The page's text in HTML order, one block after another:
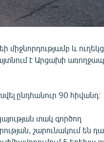
և
է Արցախի
ընդհանուր 90 հիվանդ։
տակ գործող
շարունակում են